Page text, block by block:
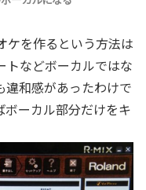
ケを作るという方法は
トなどボーカルではな
違和感があったわけで
ーカル部分だけをキ